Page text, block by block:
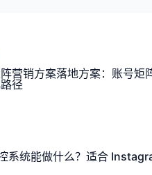
营销方案落地方案：账号矩
径
系统能做什么？适合